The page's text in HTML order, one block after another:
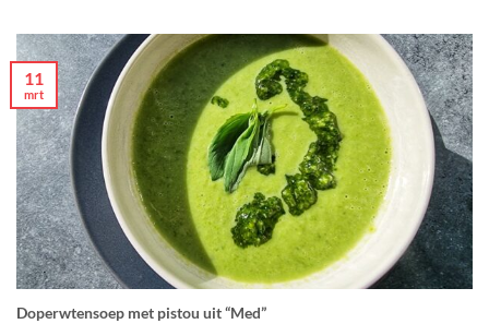
Doperwtensoep met pistou uit “Med”
11
mrt